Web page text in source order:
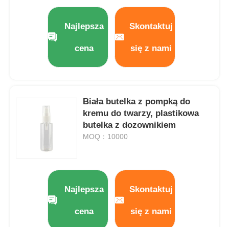
Pompa dozownika syropu
Rozpylacz drobnej mgiełki
Rozpylacz spustowy
Najlepsza
cena
Skontaktuj
się z nami
Biała butelka z pompką do
kremu do twarzy, plastikowa
butelka z dozownikiem
MOQ：10000
Najlepsza
cena
Skontaktuj
się z nami